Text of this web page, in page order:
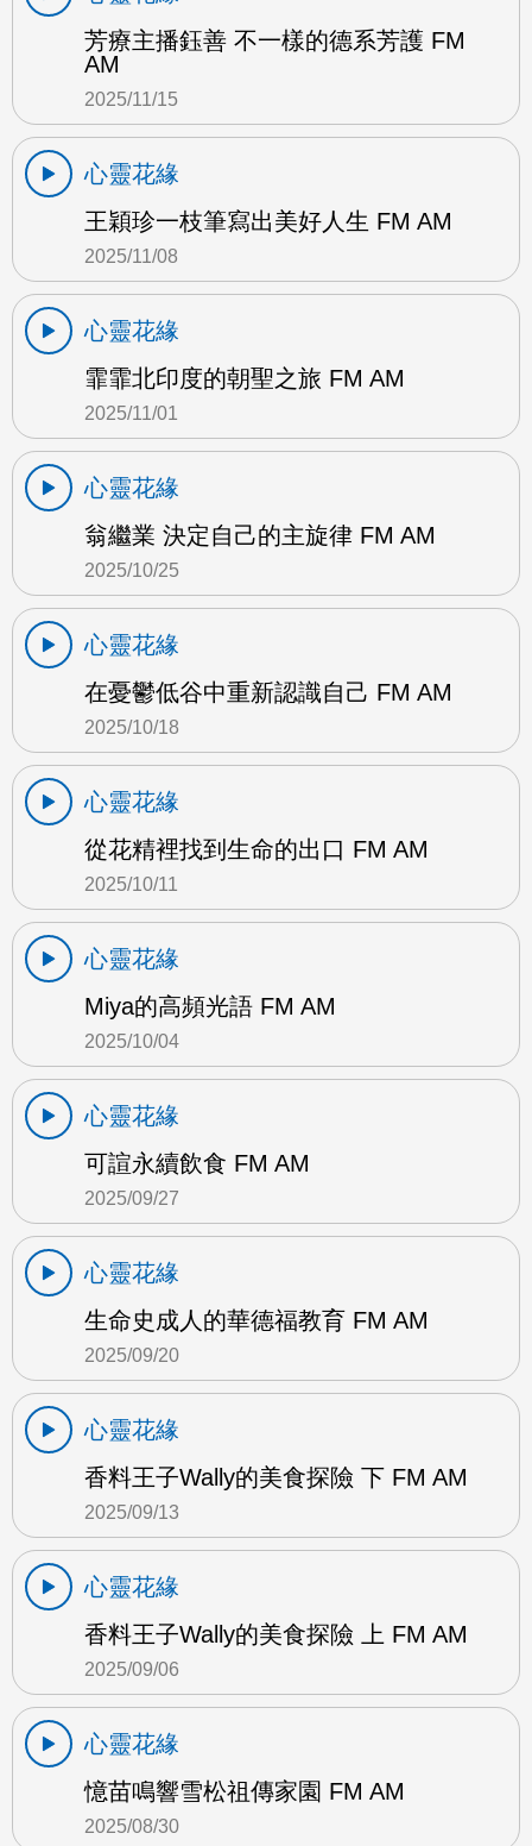
芳療主播鈺善 不一樣的德系芳護 FM
AM
2025/11/15
心靈花緣
王穎珍一枝筆寫出美好人生 FM AM
2025/11/08
心靈花緣
霏霏北印度的朝聖之旅 FM AM
2025/11/01
心靈花緣
翁繼業 決定自己的主旋律 FM AM
2025/10/25
心靈花緣
在憂鬱低谷中重新認識自己 FM AM
2025/10/18
心靈花緣
從花精裡找到生命的出口 FM AM
2025/10/11
心靈花緣
Miya的高頻光語 FM AM
2025/10/04
心靈花緣
可諠永續飲食 FM AM
2025/09/27
心靈花緣
生命史成人的華德福教育 FM AM
2025/09/20
心靈花緣
香料王子Wally的美食探險 下 FM AM
2025/09/13
心靈花緣
香料王子Wally的美食探險 上 FM AM
2025/09/06
心靈花緣
憶苗鳴響雪松祖傳家園 FM AM
2025/08/30